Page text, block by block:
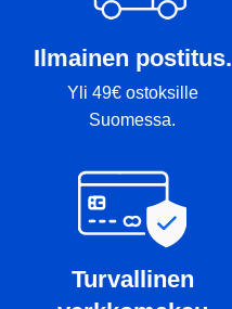
Ilmainen postitus.
Yli 49€ ostoksille
Suomessa.
Turvallinen